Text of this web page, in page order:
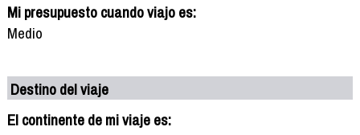
Mi presupuesto cuando viajo es:
Medio
Destino del viaje
El continente de mi viaje es: